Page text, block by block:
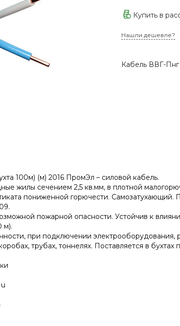
Купить в
Нашли дешевле?
Кабель ВВГ-Пнг
100м) (м) 2016 ПромЭл – силовой кабель.
жилы сечением 2,5 кв.мм, в плотной
пониженной горючести. Самозатухающий.
пожарной опасности. Устойчив к
м).
при подключении
трубах, тоннелях. Поставляется в бухтах